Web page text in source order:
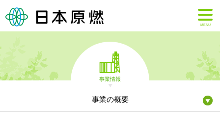
MENU
事業情報
事業の概要